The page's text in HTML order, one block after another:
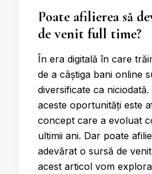
Poate afilierea să
de venit full time?
În era digitală în care
de a câștiga bani online
diversificate ca
aceste oportunități este
concept care a evoluat
ultimii ani. Dar poate
adevărat o sursă de
acest articol vom